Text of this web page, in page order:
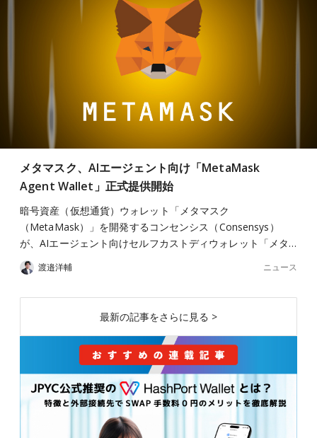
メタマスク、AIエージェント向け「MetaMask
Agent Wallet」正式提供開始
暗号資産（仮想通貨）ウォレット「メタマスク
（MetaMask）」を開発するコンセンシス（Consensys）
が、AIエージェント向けセルフカストディウォレット「メタ…
渡邉洋輔 ニュース
最新の記事をさらに見る >